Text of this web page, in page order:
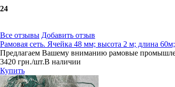
24
Все отзывы Добавить отзыв
Рамовая сеть. Ячейка 48 мм; высота 2 м; длина
Предлагаем Вашему вниманию рамовые
3420 грн./шт.В наличии
Купить